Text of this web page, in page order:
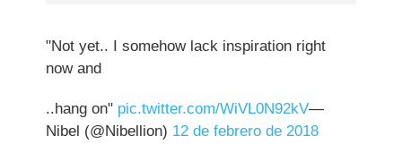
"Not yet.. I somehow lack inspiration right
now and
..hang on" pic.twitter.com/WiVL0N92kV—
Nibel (@Nibellion) 12 de febrero de 2018